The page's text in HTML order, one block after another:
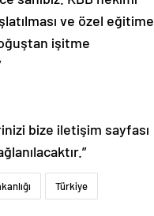
ve özel eğitime
işitme
bize iletişim sayfası
Türkiye